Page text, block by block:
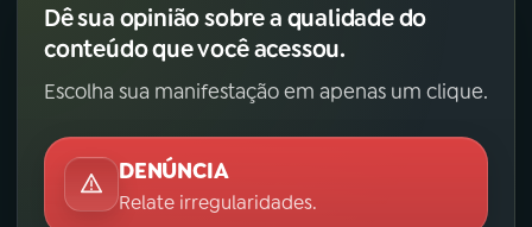
Dê sua opinião sobre a qualidade do
conteúdo que você acessou.
Escolha sua manifestação em apenas um clique.
DENÚNCIA
Relate irregularidades.